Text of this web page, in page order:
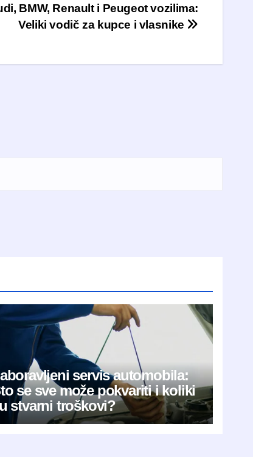
BMW, Renault i Peugeot vozilima:
Veliki vodič za kupce i vlasnike
servis automobila:
se sve može pokvariti i koliki
stvarni troškovi?